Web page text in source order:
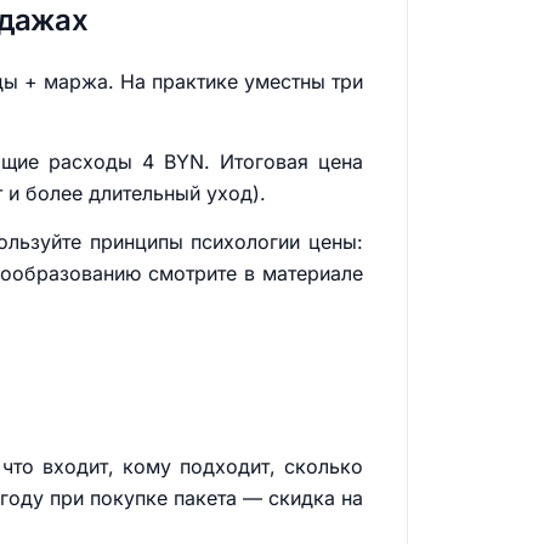
+ маржа. На практике уместны три
расходы 4 BYN. Итоговая цена
более длительный уход).
принципы психологии цены:
смотрите в материале
входит, кому подходит, сколько
при покупке пакета — скидка на